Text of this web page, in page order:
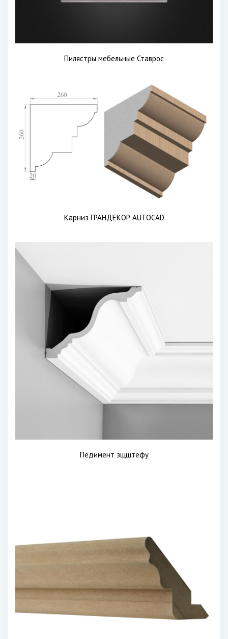
Пилястры мебельные Ставрос
Карниз ГРАНДЕКОР AUTOCAD
Педимент зщштефу